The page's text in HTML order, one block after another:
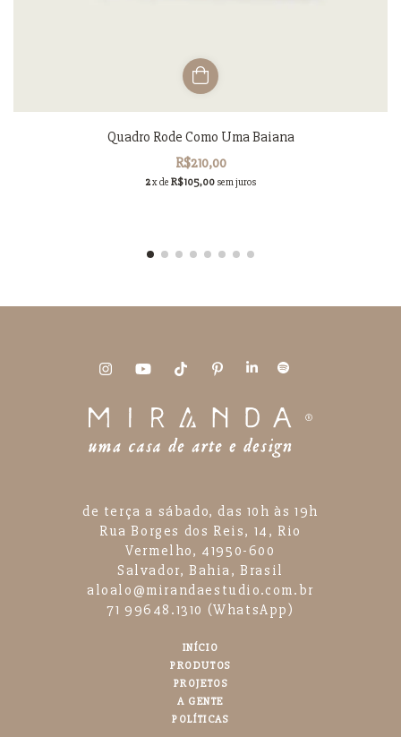
Quadro Rode Como Uma Baiana
R$210,00
2x de R$105,00 sem juros
de terça a sábado, das 10h às 19h
Rua Borges dos Reis, 14, Rio
Vermelho, 41950-600
Salvador, Bahia, Brasil
aloalo@mirandaestudio.com.br
71 99648.1310 (WhatsApp)
INÍCIO
PRODUTOS
PROJETOS
A GENTE
POLÍTICAS